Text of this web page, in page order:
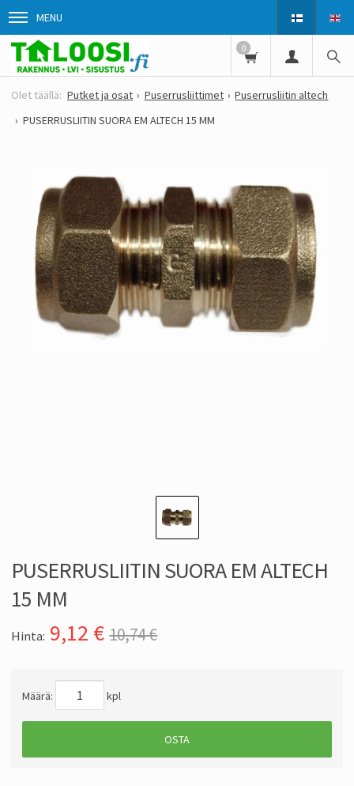
MENU
0
Putket ja osat Puserrusliittimet
Puserrusliitin altech
PUSERRUSLIITIN SUORA EM ALTECH 15 MM
PUSERRUSLIITIN SUORA EM ALTECH
15 MM
Hinta: 9,12 € 10,74 €
Määrä: kpl
OSTA